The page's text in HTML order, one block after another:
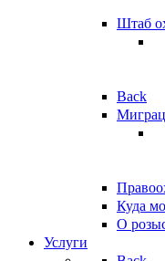
Штаб
Back
Куда
О
Услуги